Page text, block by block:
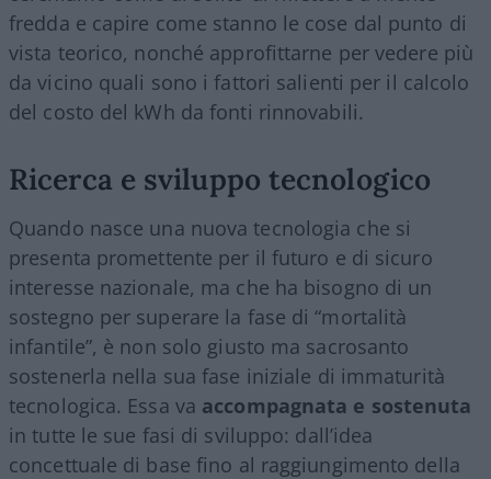
fredda e capire come stanno le cose dal punto di
vista teorico, nonché approfittarne per vedere più
da vicino quali sono i fattori salienti per il calcolo
del costo del kWh da fonti rinnovabili.
Ricerca e sviluppo tecnologico
Quando nasce una nuova tecnologia che si
presenta promettente per il futuro e di sicuro
interesse nazionale, ma che ha bisogno di un
sostegno per superare la fase di “mortalità
infantile”, è non solo giusto ma sacrosanto
sostenerla nella sua fase iniziale di immaturità
tecnologica. Essa va accompagnata e sostenuta
in tutte le sue fasi di sviluppo: dall’idea
concettuale di base fino al raggiungimento della